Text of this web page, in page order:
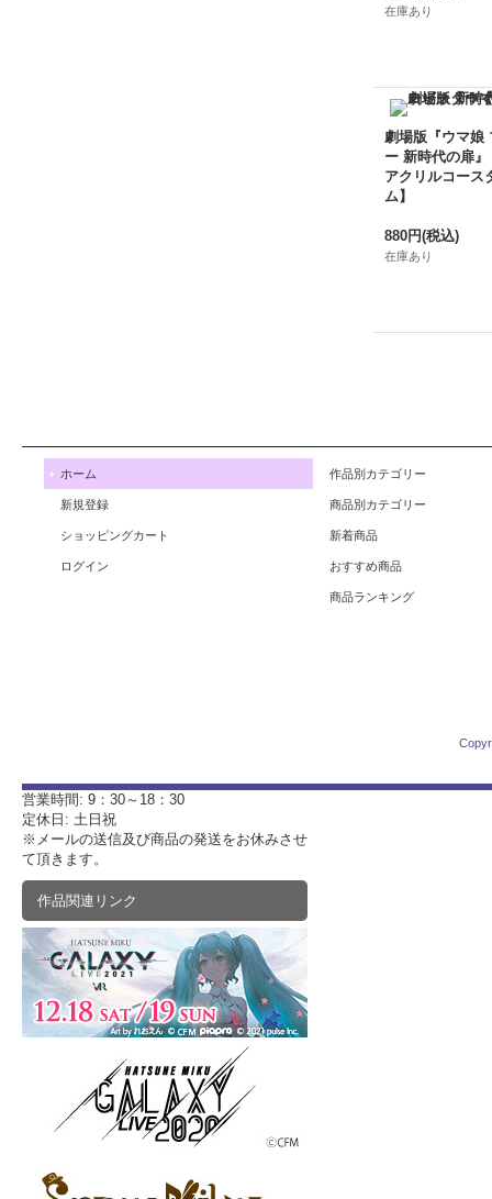
在庫あり
劇場版『ウマ娘
ー 新時代の扉』
アクリルコース
ム】
880円(税込)
在庫あり
ホーム
新規登録
ショッピングカート
ログイン
作品別カテゴリー
商品別カテゴリー
新着商品
おすすめ商品
商品ランキング
営業時間: 9：30～18：30
定休日: 土日祝
※メールの送信及び商品の発送をお休みさせ
て頂きます。
作品関連リンク